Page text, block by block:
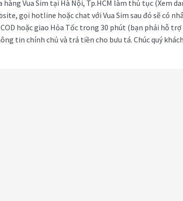
hàng Vua Sim tại Hà Nội, Tp.HCM làm thủ tục (Xem
gọi hotline hoặc chat với Vua Sim sau đó sẽ có
hoặc giao Hỏa Tốc trong 30 phút (bạn phải hỗ
tin chính chủ và trả tiền cho bưu tá. Chúc quý